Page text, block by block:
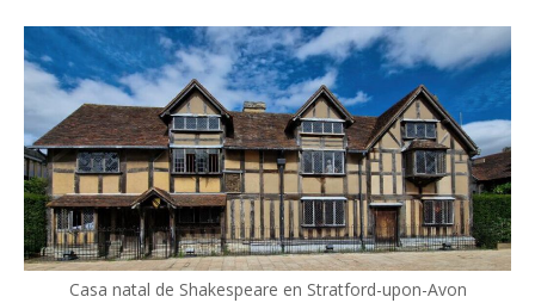
Casa natal de Shakespeare en Stratford-upon-Avon